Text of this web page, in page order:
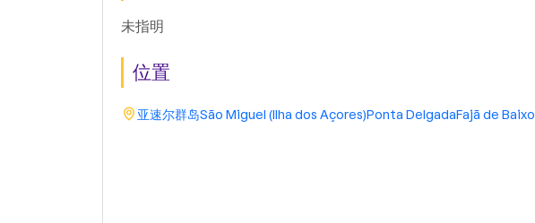
未指明
位置
亚速尔群岛São Miguel (Ilha dos Açores)Ponta DelgadaFajã de Baixo